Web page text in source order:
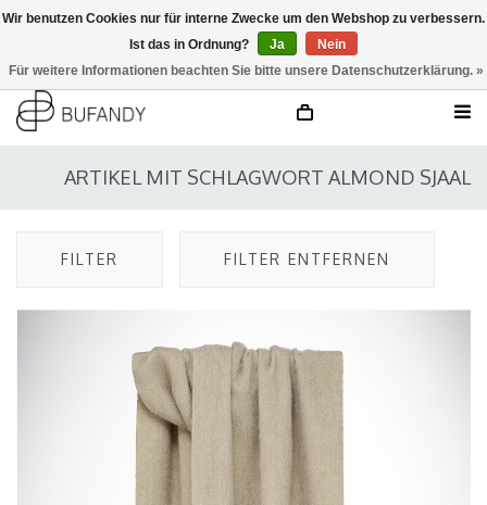
ARTIKEL MIT SCHLAGWORT ALMOND SJAAL
FILTER FILTER ENTFERNEN
Wir benutzen Cookies nur für interne Zwecke um den Webshop zu verbessern.
Ist das in Ordnung?
Ja
Nein
Für weitere Informationen beachten Sie bitte unsere Datenschutzerklärung. »